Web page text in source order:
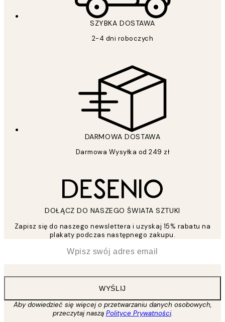
SZYBKA DOSTAWA
2-4 dni roboczych
DARMOWA DOSTAWA
Darmowa Wysyłka od 249 zł
DOŁĄCZ DO NASZEGO ŚWIATA SZTUKI
Zapisz się do naszego newslettera i uzyskaj 15% rabatu na
plakaty podczas następnego zakupu.
WYŚLIJ
Aby dowiedzieć się więcej o przetwarzaniu danych osobowych,
przeczytaj naszą Polityce Prywatności.